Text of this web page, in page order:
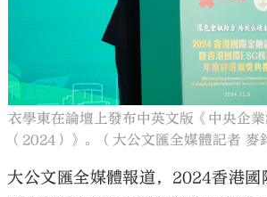
衣學東在論壇上發布中英文版《中央企
（2024）》。（大公文匯全媒體記者 麥
大公文匯全媒體報道，2024香港國